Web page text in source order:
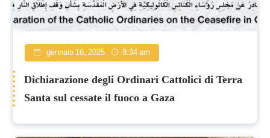
gennaio 16, 2025 8:34 am
Dichiarazione degli Ordinari Cattolici di Terra
Santa sul cessate il fuoco a Gaza